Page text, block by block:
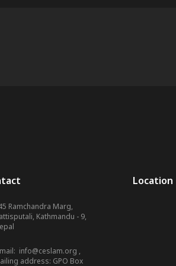
Ramchandra Marg,
Kathmandu - 9,
info@ceslam.org ,
address: GPO Box
Location